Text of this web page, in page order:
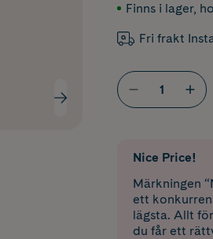
Finns i lager,
Fri frakt
Nice Price!
Märkningen
ett
lägsta. Allt
du får ett